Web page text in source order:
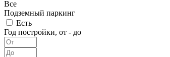
Все
Подземный паркинг
Есть
Год постройки, от - до